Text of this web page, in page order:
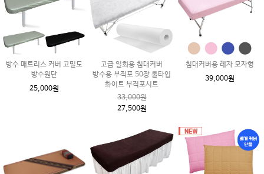
방수 매트리스 커버 고밀도
방수원단
25,000원
고급 일회용 침대커버
방수용 부직포 50장 롤타입
화이트 부직포시트
33,000원
27,500원
침대커버용 레자 모자형
39,000원